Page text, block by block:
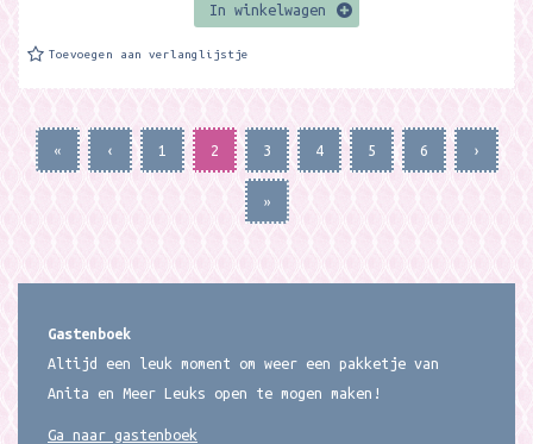
In winkelwagen
Toevoegen aan verlanglijstje
« ‹ 1 2 3 4 5 6 ›
»
Gastenboek
Altijd een leuk moment om weer een pakketje van
Anita en Meer Leuks open te mogen maken!
Ga naar gastenboek